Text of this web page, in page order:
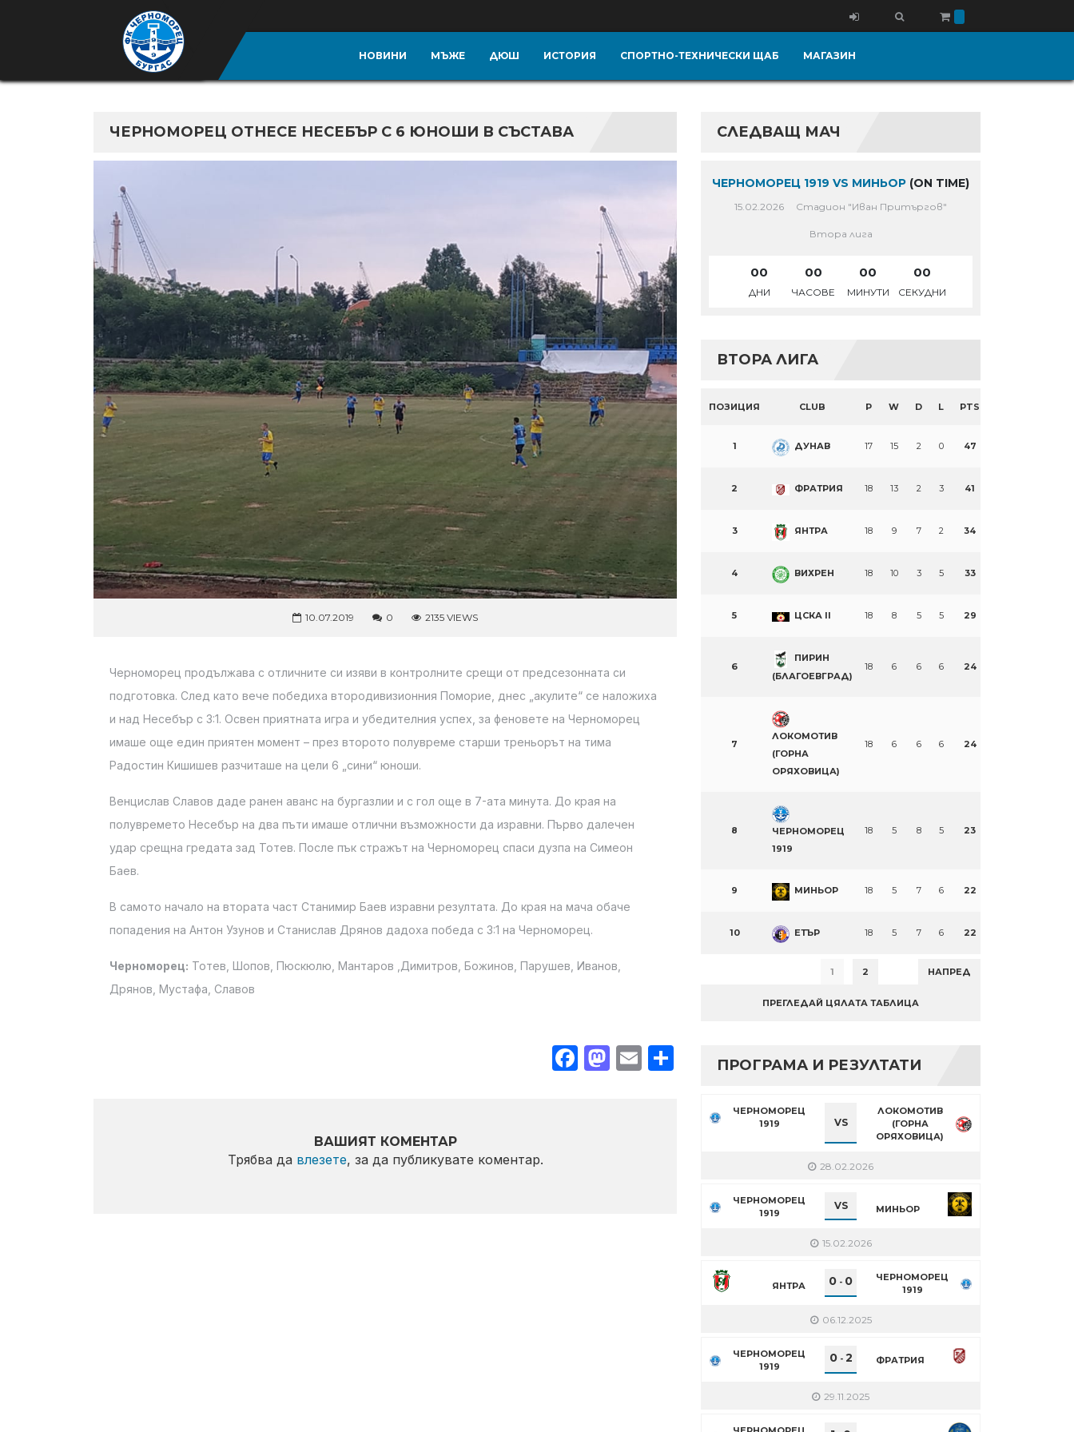
НОВИНИ МЪЖЕ ДЮШ ИСТОРИЯ СПОРТНО-ТЕХНИЧЕСКИ ЩАБ МАГАЗИН
ЧЕРНОМОРЕЦ ОТНЕСЕ НЕСЕБЪР С 6 ЮНОШИ В СЪСТАВА
10.07.2019 0 2135 VIEWS
Черноморец продължава с отличните си изяви в контролните срещи от предсезонната си
подготовка. След като вече победиха втородивизионния Поморие, днес „акулите“ се наложиха
и над Несебър с 3:1. Освен приятната игра и убедителния успех, за феновете на Черноморец
имаше още един приятен момент – през второто полувреме старши треньорът на тима
Радостин Кишишев разчиташе на цели 6 „сини“ юноши.
Венцислав Славов даде ранен аванс на бургазлии и с гол още в 7-ата минута. До края на
полувремето Несебър на два пъти имаше отлични възможности да изравни. Първо далечен
удар срещна гредата зад Тотев. После пък стражът на Черноморец спаси дузпа на Симеон
Баев.
В самото начало на втората част Станимир Баев изравни резултата. До края на мача обаче
попадения на Антон Узунов и Станислав Дрянов дадоха победа с 3:1 на Черноморец.
Черноморец: Тотев, Шопов, Пюскюлю, Мантаров ,Димитров, Божинов, Парушев, Иванов,
Дрянов, Мустафа, Славов
Facebook
Mastodon
EmailShare
ВАШИЯТ КОМЕНТАР
Трябва да влезете, за да публикувате коментар.
СЛЕДВАЩ МАЧ
ЧЕРНОМОРЕЦ 1919 VS МИНЬОР (ON TIME)
15.02.2026 Стадион "Иван Притъргов"
Втора лига
00
ДНИ
00
ЧАСОВЕ
00
МИНУТИ
00
СЕКУДНИ
ВТОРА ЛИГА
ПОЗИЦИЯ CLUB P W D L PTS
1 ДУНАВ 17 15 2 0 47
2 ФРАТРИЯ 18 13 2 3 41
3 ЯНТРА 18 9 7 2 34
4 ВИХРЕН 18 10 3 5 33
5 ЦСКА II 18 8 5 5 29
6
ПИРИН
(БЛАГОЕВГРАД)
18 6 6 6 24
7
ЛОКОМОТИВ
(ГОРНА
ОРЯХОВИЦА)
18 6 6 6 24
8
ЧЕРНОМОРЕЦ
1919
18 5 8 5 23
9 МИНЬОР 18 5 7 6 22
10 ЕТЪР 18 5 7 6 22
1 2 НАПРЕД
ПРЕГЛЕДАЙ ЦЯЛАТА ТАБЛИЦА
ПРОГРАМА И РЕЗУЛТАТИ
ЧЕРНОМОРЕЦ
1919
VS
ЛОКОМОТИВ
(ГОРНА
ОРЯХОВИЦА)
28.02.2026
ЧЕРНОМОРЕЦ
1919
VS МИНЬОР
15.02.2026
ЯНТРА 0 - 0
ЧЕРНОМОРЕЦ
1919
06.12.2025
ЧЕРНОМОРЕЦ
1919
0- 2 ФРАТРИЯ
29.11.2025